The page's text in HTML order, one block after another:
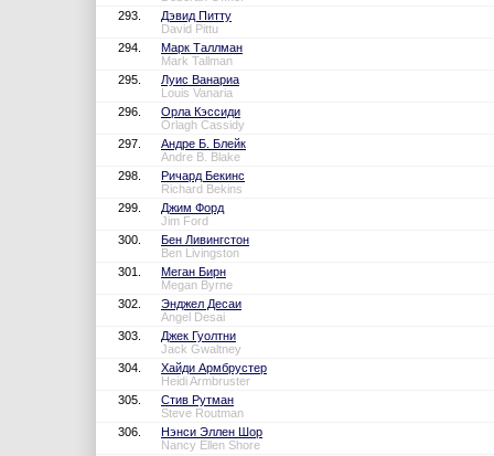
293.
Дэвид Питту
David Pittu
294.
Марк Таллман
Mark Tallman
295.
Луис Ванариа
Louis Vanaria
296.
Орла Кэссиди
Orlagh Cassidy
297.
Андре Б. Блейк
Andre B. Blake
298.
Ричард Бекинс
Richard Bekins
299.
Джим Форд
Jim Ford
300.
Бен Ливингстон
Ben Livingston
301.
Меган Бирн
Megan Byrne
302.
Энджел Десаи
Angel Desai
303.
Джек Гуолтни
Jack Gwaltney
304.
Хайди Армбрустер
Heidi Armbruster
305.
Стив Рутман
Steve Routman
306.
Нэнси Эллен Шор
Nancy Ellen Shore